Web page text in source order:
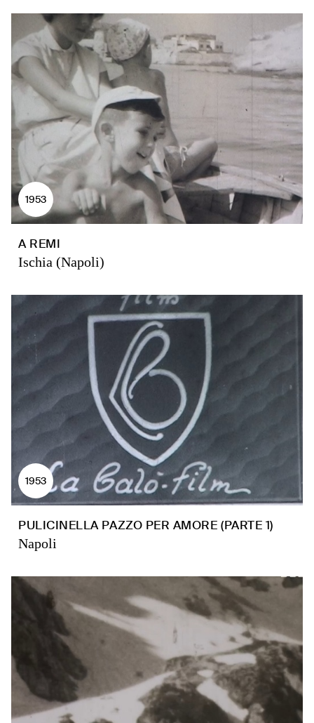
1953
A REMI
Ischia (Napoli)
1953
PULICINELLA PAZZO PER AMORE (PARTE 1)
Napoli